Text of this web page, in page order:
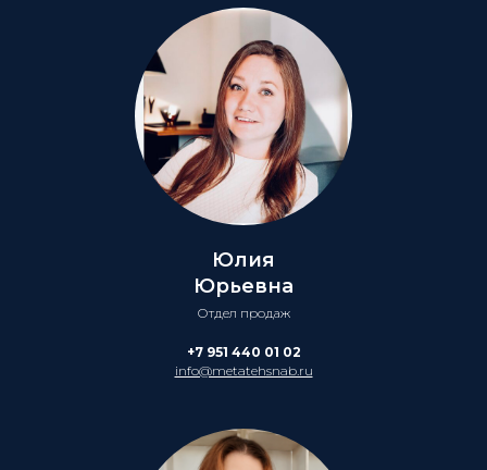
Юлия
Юрьевна
Отдел продаж
+7 951 440 01 02
info@metatehsnab.ru